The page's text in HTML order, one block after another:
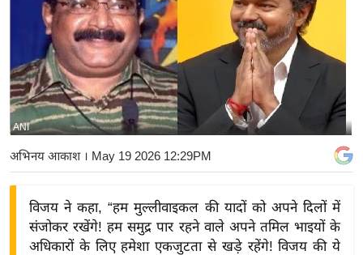
र्रा
ष्ट्री
य
बि
ज़
ने
द्यो
ANI
अभिनय आकाश। May 19 2026 12:29PM
विजय ने कहा, “हम मुल्लीवाइकल की यादों को अपने दिलों में
संजोकर रखेंगे! हम समुद्र पार रहने वाले अपने तमिल भाइयों के
अधिकारों के लिए हमेशा एकजुटता से खड़े रहेंगे! विजय की ये